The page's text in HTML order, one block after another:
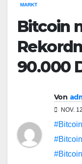
MARKT
Bitcoin
90.000
Von
NOV.